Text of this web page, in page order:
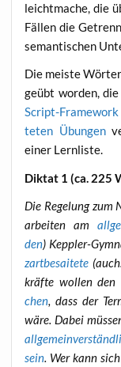
leicht­ma­che, die
Fäl­len die
seman­ti­schen
Die meis­te
geübt wor­den,
Script-Frame­work
te­ten Übun­gen
einer Lernliste.
Dik­tat 1 (ca. 225
Die Rege­lung zum
ar­bei­ten am
den) Kepp­ler-
zart­be­sai­te­te
kräf­te wol­len den
chen, dass der
wäre. Dabei
sein. Wer kann